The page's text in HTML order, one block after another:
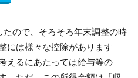
ので、そろそろ年末調整の時
には様々な控除があります
えるにあたっては給与等の